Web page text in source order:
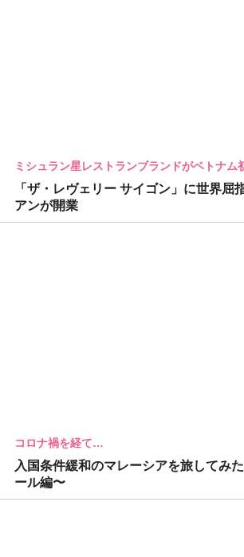
ミシュラン星レストランブランドがベトナム
「ザ・レヴェリー サイゴン」に世界屈
アンが開業
コロナ禍を経て…
入国条件緩和のマレーシアを旅してみ
ール編〜